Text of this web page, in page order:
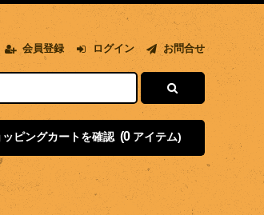
会員登録 ログイン お問合せ
ッピングカートを確認 (0 アイテム)